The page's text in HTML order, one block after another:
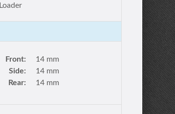
Loader
Front:
14 mm
Side:
14 mm
Rear:
14 mm